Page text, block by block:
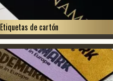
Etiquetas de cartón